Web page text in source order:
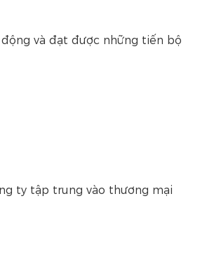
và đạt được những tiến bộ
ty tập trung vào thương mại